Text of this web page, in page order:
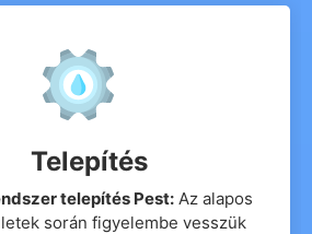
Telepítés
telepítés Pest:Az alapos
során figyelembe vesszük